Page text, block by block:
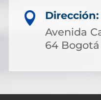

Dirección:
Avenida
64